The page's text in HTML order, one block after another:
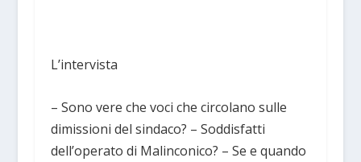
L’intervista
– Sono vere che voci che circolano sulle
dimissioni del sindaco? – Soddisfatti
dell’operato di Malinconico? – Se e quando